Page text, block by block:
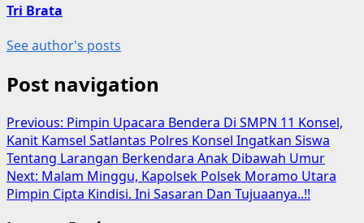
Tri Brata
See author's posts
Post navigation
Previous: Pimpin Upacara Bendera Di SMPN 11 Konsel,
Kanit Kamsel Satlantas Polres Konsel Ingatkan Siswa
Tentang Larangan Berkendara Anak Dibawah Umur
Next: Malam Minggu, Kapolsek Polsek Moramo Utara
Pimpin Cipta Kindisi. Ini Sasaran Dan Tujuaanya..!!